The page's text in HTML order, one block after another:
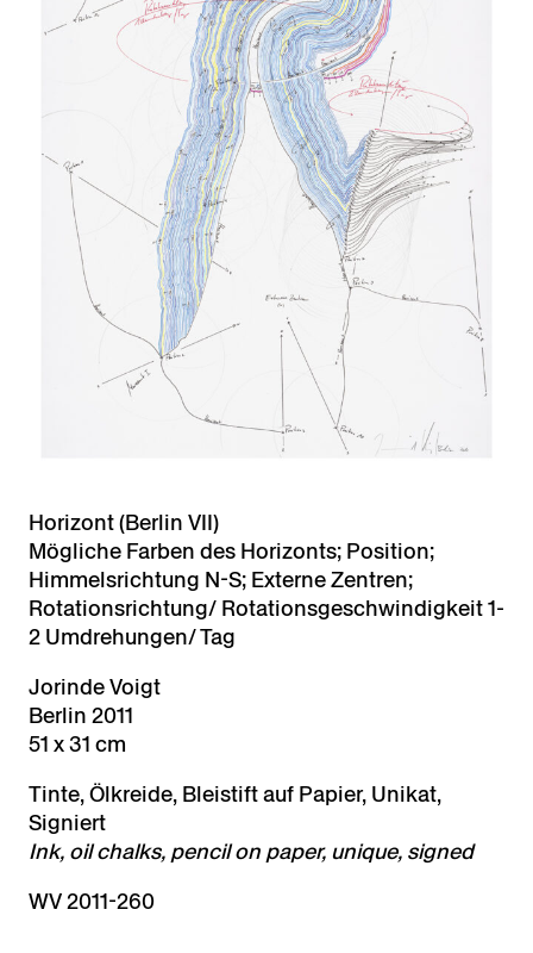
Horizont (Berlin VII)
Mögliche Farben des Horizonts; Position;
Himmelsrichtung N-S; Externe Zentren;
Rotationsrichtung/ Rotationsgeschwindigkeit 1-
2 Umdrehungen/ Tag
Jorinde Voigt
Berlin 2011
51 x 31 cm
Tinte, Ölkreide, Bleistift auf Papier, Unikat,
Signiert
Ink, oil chalks, pencil on paper, unique, signed
WV 2011-260